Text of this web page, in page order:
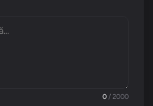
0 / 2000